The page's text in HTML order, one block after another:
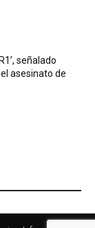
señalado
asesinato de